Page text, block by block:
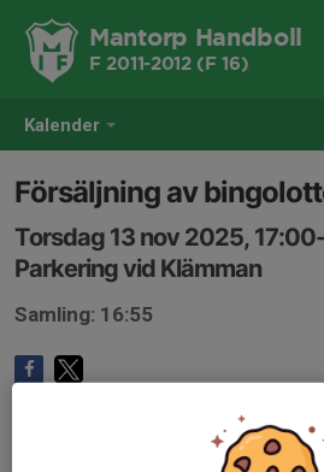
Kalender
Mantorp Handboll
F 2011-2012 (F 16)
Försäljning av
Torsdag 13 nov 2025,
Parkering vid Klämman
Samling: 16:55